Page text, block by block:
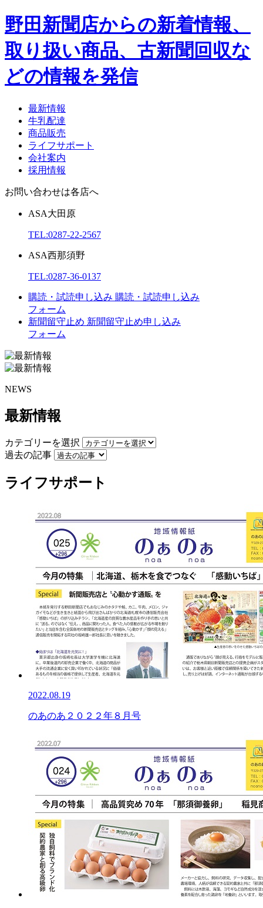
野田新聞店からの新着情報、
取り扱い商品、古新聞回収な
どの情報を発信
最新情報
牛乳配達
商品販売
ライフサポート
会社案内
採用情報
お問い合わせは各店へ
ASA大田原
TEL:0287-22-2567
ASA西那須野
TEL:0287-36-0137
購読・試読申し込み 購読・試読申し込み
フォーム
新聞留守止め 新聞留守止め申し込み
フォーム
NEWS
最新情報
カテゴリーを選択
過去の記事
ライフサポート
2022.08.19
のあのあ２０２２年８月号